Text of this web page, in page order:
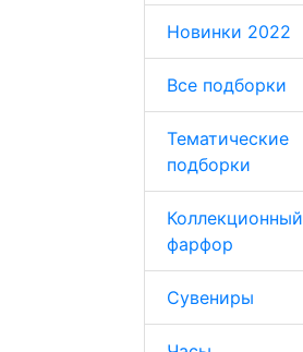
Новинки 2022
Все подборки
Тематические
подборки
Коллекционный
фарфор
Сувениры